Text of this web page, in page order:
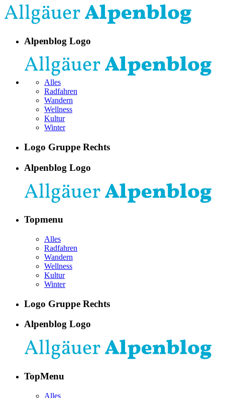
Alpenblog Logo
Alles
Radfahren
Wandern
Wellness
Kultur
Winter
Logo Gruppe Rechts
Alpenblog Logo
Topmenu
Alles
Radfahren
Wandern
Wellness
Kultur
Winter
Logo Gruppe Rechts
Alpenblog Logo
TopMenu
Alles